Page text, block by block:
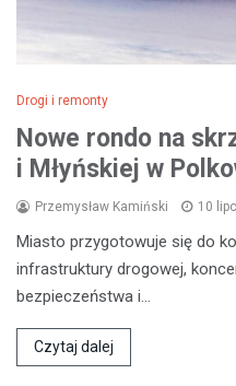
Drogi i remonty
Nowe rondo na
i Młyńskiej w
Przemysław Kamiński 10
Miasto przygotowuje się do
infrastruktury drogowej,
bezpieczeństwa i…
Czytaj dalej